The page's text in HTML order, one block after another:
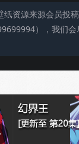
资源来源会员投
），我们